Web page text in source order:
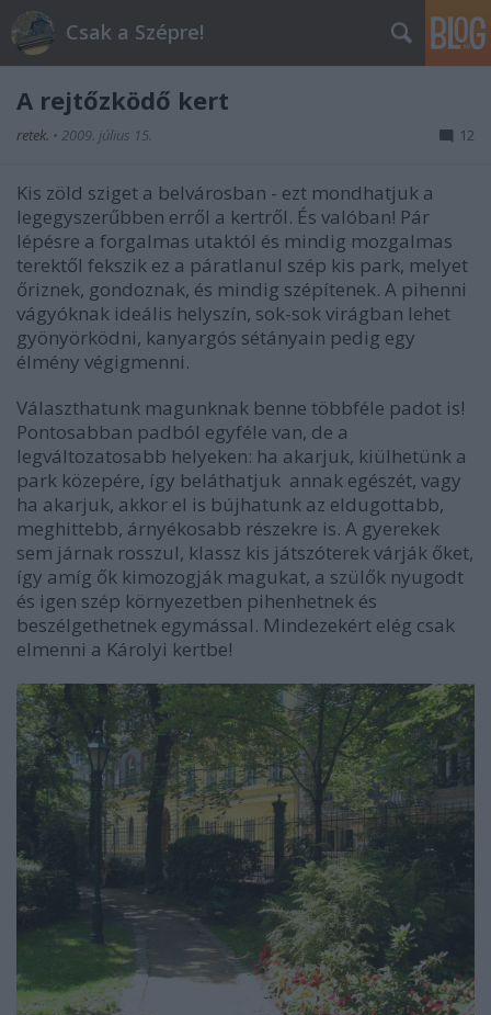
Csak a Szépre!
A rejtőzködő kert
retek. • 2009. július 15. 12
Kis zöld sziget a belvárosban - ezt mondhatjuk a
legegyszerűbben erről a kertről. És valóban! Pár
lépésre a forgalmas utaktól és mindig mozgalmas
terektől fekszik ez a páratlanul szép kis park, melyet
őriznek, gondoznak, és mindig szépítenek. A pihenni
vágyóknak ideális helyszín, sok-sok virágban lehet
gyönyörködni, kanyargós sétányain pedig egy
élmény végigmenni.
Választhatunk magunknak benne többféle padot is!
Pontosabban padból egyféle van, de a
legváltozatosabb helyeken: ha akarjuk, kiülhetünk a
park közepére, így beláthatjuk annak egészét, vagy
ha akarjuk, akkor el is bújhatunk az eldugottabb,
meghittebb, árnyékosabb részekre is. A gyerekek
sem járnak rosszul, klassz kis játszóterek várják őket,
így amíg ők kimozogják magukat, a szülők nyugodt
és igen szép környezetben pihenhetnek és
beszélgethetnek egymással. Mindezekért elég csak
elmenni a Károlyi kertbe!